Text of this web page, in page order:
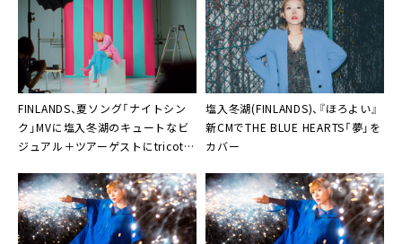
FINLANDS、夏ソング「ナイトシン
ク」MVに塩入冬湖のキュートなビ
ジュアル＋ツアーゲストにtricotと
塩入冬湖(FINLANDS)、『ほろよい』
新CMでTHE BLUE HEARTS「夢」を
カバー